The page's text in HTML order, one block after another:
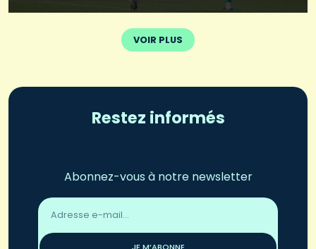
VOIR PLUS
Restez informés
Abonnez-vous à notre newsletter
Adresse
email
JE M’ABONNE